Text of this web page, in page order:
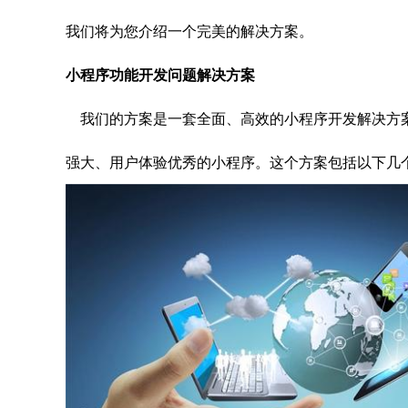
我们将为您介绍一个完美的解决方案。
小程序功能开发问题解决方案
我们的方案是一套全面、高效的小程序开发解决
强大、用户体验优秀的小程序。这个方案包括以下几